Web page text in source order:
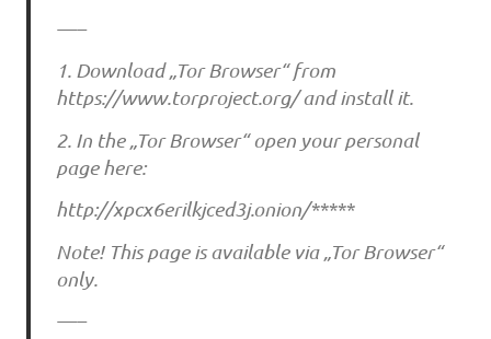
—–
1. Download „Tor Browser“ from
https://www.torproject.org/ and install it.
2. In the „Tor Browser“ open your personal
page here:
http://xpcx6erilkjced3j.onion/*****
Note! This page is available via „Tor Browser“
only.
—–